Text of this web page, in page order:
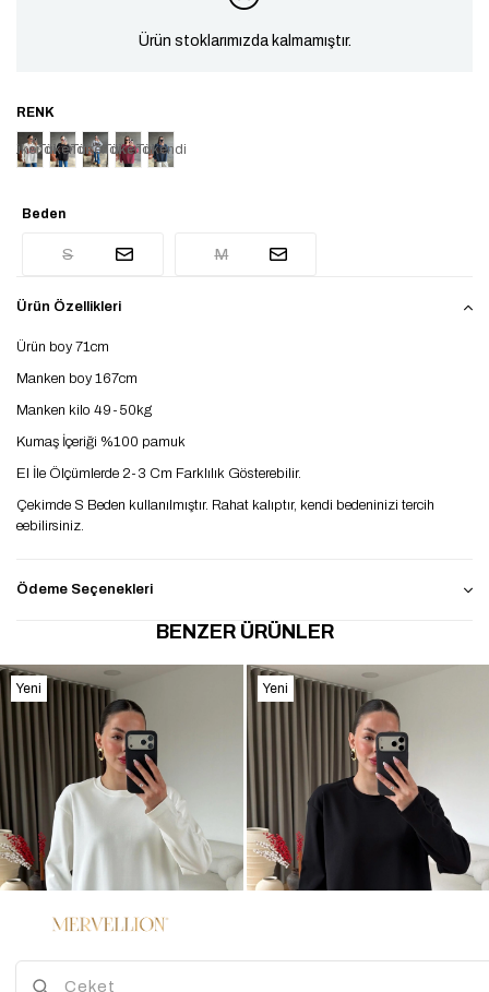
Ürün stoklarımızda kalmamıştır.
TükendiTükendiTükendiTükendiTükendi
Beden
S M
Ürün Özellikleri
Ürün boy 71cm
Manken boy 167cm
Manken kilo 49-50kg
Kumaş İçeriği %100 pamuk
El İle Ölçümlerde 2-3 Cm Farklılık Gösterebilir.
Çekimde S Beden kullanılmıştır. Rahat kalıptır, kendi bedeninizi tercih
eebilirsiniz.
Ödeme Seçenekleri
BENZER ÜRÜNLER
Yeni
Ürün
Yeni
Ürün